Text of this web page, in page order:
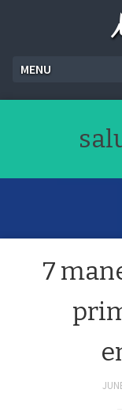
MENU
7